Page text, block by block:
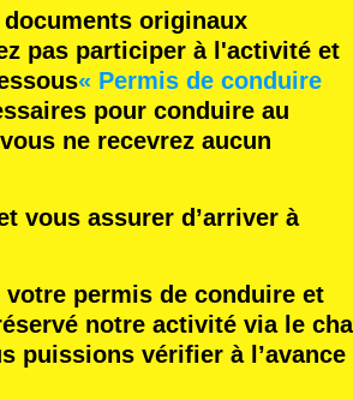
originaux
pas participer à l'activité et
« Permis de conduire
pour conduire au
ne recevrez aucun
vous assurer d’arriver à
votre permis de conduire et
notre activité via le
puissions vérifier à l’avance